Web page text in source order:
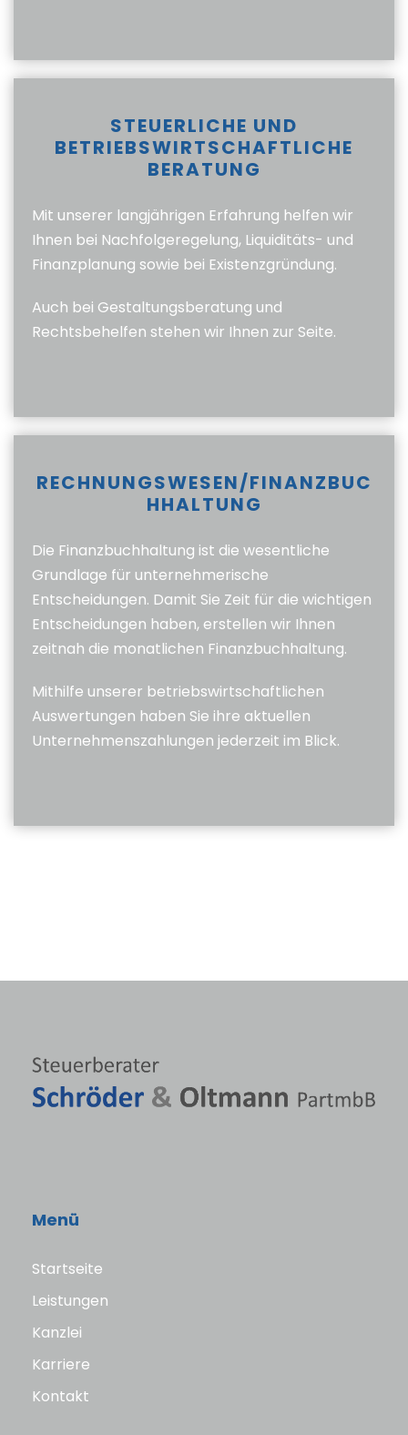
STEUERLICHE UND
BETRIEBSWIRTSCHAFTLICHE
BERATUNG
Mit unserer langjährigen Erfahrung helfen wir
Ihnen bei Nachfolgeregelung, Liquiditäts- und
Finanzplanung sowie bei Existenzgründung.
Auch bei Gestaltungsberatung und
Rechtsbehelfen stehen wir Ihnen zur Seite.
RECHNUNGSWESEN/FINANZBUC
HHALTUNG
Die Finanzbuchhaltung ist die wesentliche
Grundlage für unternehmerische
Entscheidungen. Damit Sie Zeit für die wichtigen
Entscheidungen haben, erstellen wir Ihnen
zeitnah die monatlichen Finanzbuchhaltung.
Mithilfe unserer betriebswirtschaftlichen
Auswertungen haben Sie ihre aktuellen
Unternehmenszahlungen jederzeit im Blick.
Menü
Startseite
Leistungen
Kanzlei
Karriere
Kontakt